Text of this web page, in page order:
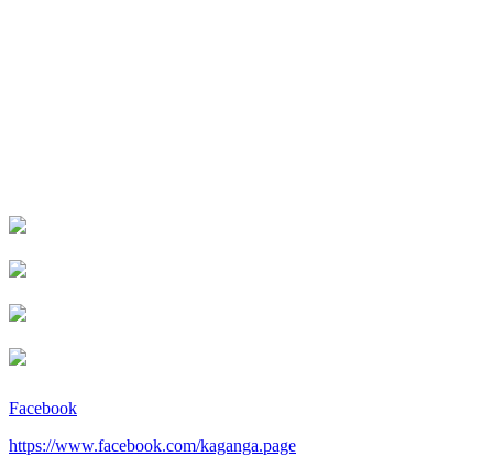
Facebook
https://www.facebook.com/kaganga.page